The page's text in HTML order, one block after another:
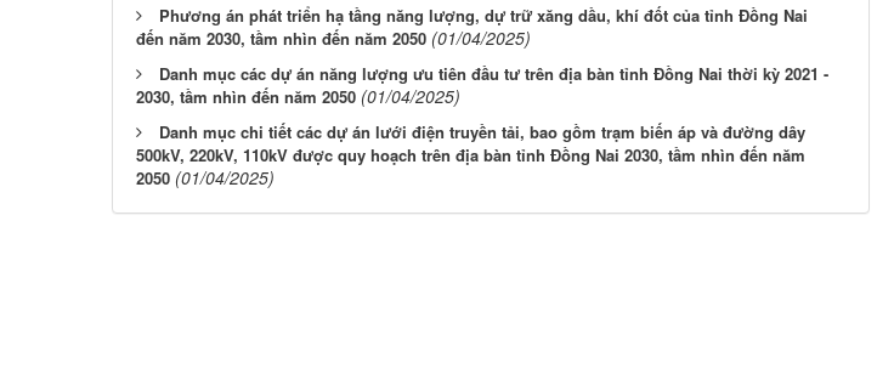
Phương án phát triển hạ tầng năng lượng, dự trữ xăng dầu, khí đốt của tỉnh Đồng Nai
đến năm 2030, tầm nhìn đến năm 2050 (01/04/2025)
Danh mục các dự án năng lượng ưu tiên đầu tư trên địa bàn tỉnh Đồng Nai thời kỳ 2021 -
2030, tầm nhìn đến năm 2050 (01/04/2025)
Danh mục chi tiết các dự án lưới điện truyền tải, bao gồm trạm biến áp và đường dây
500kV, 220kV, 110kV được quy hoạch trên địa bàn tỉnh Đồng Nai 2030, tầm nhìn đến năm
2050 (01/04/2025)